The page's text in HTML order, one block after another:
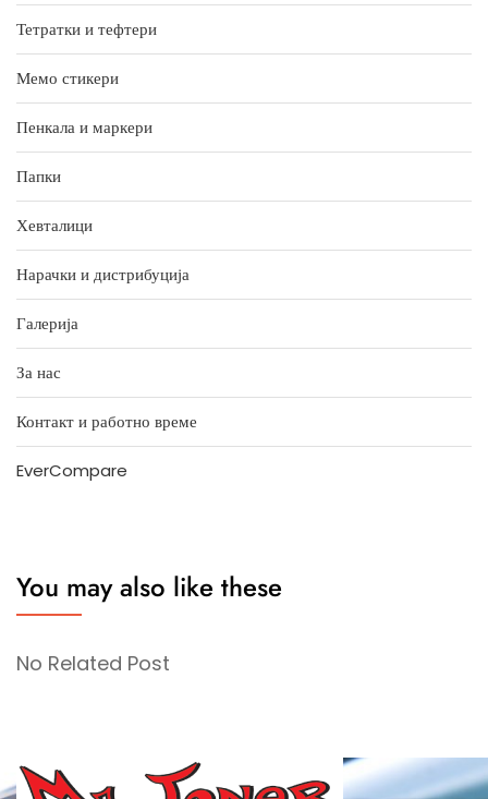
Тетратки и тефтери
Мемо стикери
Пенкала и маркери
Папки
Хевталици
Нарачки и дистрибуција
Галерија
За нас
Контакт и работно време
EverCompare
You may also like these
No Related Post